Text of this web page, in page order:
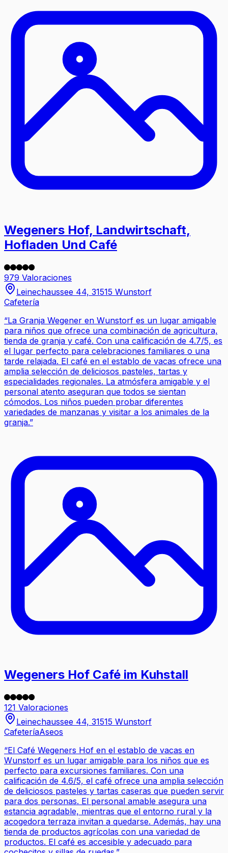
Wegeners Hof, Landwirtschaft,
Hofladen Und Café
979 Valoraciones
Leinechaussee 44, 31515 Wunstorf
Cafetería
“La Granja Wegener en Wunstorf es un lugar amigable
para niños que ofrece una combinación de agricultura,
tienda de granja y café. Con una calificación de 4.7/5, es
el lugar perfecto para celebraciones familiares o una
tarde relajada. El café en el establo de vacas ofrece una
amplia selección de deliciosos pasteles, tartas y
especialidades regionales. La atmósfera amigable y el
personal atento aseguran que todos se sientan
cómodos. Los niños pueden probar diferentes
variedades de manzanas y visitar a los animales de la
granja.”
Wegeners Hof Café im Kuhstall
121 Valoraciones
Leinechaussee 44, 31515 Wunstorf
CafeteríaAseos
“El Café Wegeners Hof en el establo de vacas en
Wunstorf es un lugar amigable para los niños que es
perfecto para excursiones familiares. Con una
calificación de 4.6/5, el café ofrece una amplia selección
de deliciosos pasteles y tartas caseras que pueden servir
para dos personas. El personal amable asegura una
estancia agradable, mientras que el entorno rural y la
acogedora terraza invitan a quedarse. Además, hay una
tienda de productos agrícolas con una variedad de
productos. El café es accesible y adecuado para